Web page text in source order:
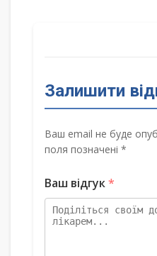
Залишити
Ваш email не буде
поля позначені *
Ваш відгук*